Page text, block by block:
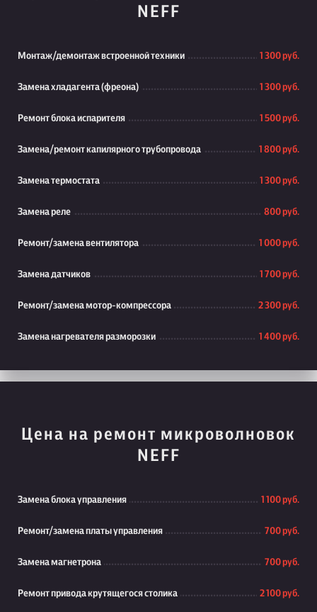
NEFF
Монтаж/демонтаж встроенной техники 1 300 руб.
Замена хладагента (фреона) 1 300 руб.
Ремонт блока испарителя 1 500 руб.
Замена/ремонт капилярного трубопровода 1 800 руб.
Замена термостата 1 300 руб.
Замена реле 800 руб.
Ремонт/замена вентилятора 1 000 руб.
Замена датчиков 1 700 руб.
Ремонт/замена мотор-компрессора 2 300 руб.
Замена нагревателя разморозки 1 400 руб.
Цена на ремонт микроволновок
NEFF
Замена блока управления 1 100 руб.
Ремонт/замена платы управления 700 руб.
Замена магнетрона 700 руб.
Ремонт привода крутящегося столика 2 100 руб.